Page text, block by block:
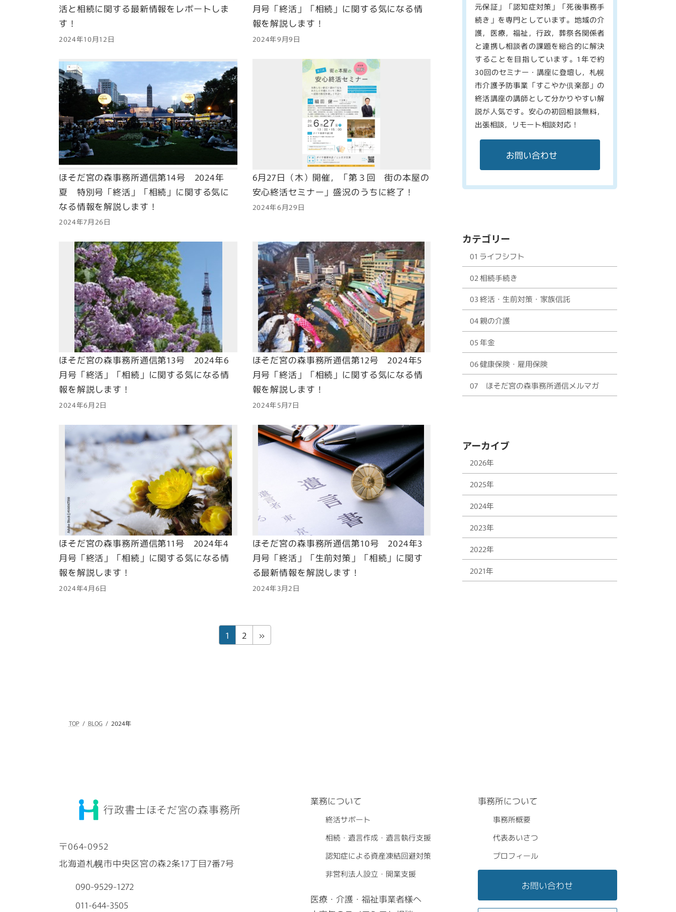
活と相続に関する最新情報をレポートしま
す！
2024年10月12日
月号「終活」「相続」に関する気になる情
報を解説します！
2024年9月9日
ほそだ宮の森事務所通信第14号 2024年
夏 特別号「終活」「相続」に関する気に
なる情報を解説します！
2024年7月26日
6月27日（木）開催，「第３回 街の本屋の
安心終活セミナー」盛況のうちに終了！
2024年6月29日
ほそだ宮の森事務所通信第13号 2024年6
月号「終活」「相続」に関する気になる情
報を解説します！
2024年6月2日
ほそだ宮の森事務所通信第12号 2024年5
月号「終活」「相続」に関する気になる情
報を解説します！
2024年5月7日
ほそだ宮の森事務所通信第11号 2024年4
月号「終活」「相続」に関する気になる情
報を解説します！
2024年4月6日
ほそだ宮の森事務所通信第10号 2024年3
月号「終活」「生前対策」「相続」に関す
る最新情報を解説します！
2024年3月2日
ペ
送
り
固
定
1
固
定
2 »
元保証」「認知症対策」「死後事務手
続き」を専門としています。地域の介
護，医療，福祉，行政，葬祭各関係者
と連携し相談者の課題を総合的に解決
することを目指しています。1年で約
30回のセミナー・講座に登壇し，札幌
市介護予防事業「すこやか倶楽部」の
終活講座の講師として分かりやすい解
説が人気です。安心の初回相談無料，
出張相談，リモート相談対応！
お問い合わせ
カテゴリー
01 ライフシフト
02 相続手続き
03 終活・生前対策・家族信託
04 親の介護
05 年金
06 健康保険・雇用保険
07 ほそだ宮の森事務所通信メルマガ
アーカイブ
2026年
2025年
2024年
2023年
2022年
2021年
TOP BLOG 2024年
〒064-0952
北海道札幌市中央区宮の森2条17丁目7番7号
090-9529-1272
011-644-3505
業務について
終活サポート
相続・遺言作成・遺言執行支援
認知症による資産凍結回避対策
非営利法人設立・開業支援
医療・介護・福祉事業者様へ
事務所について
事務所概要
代表あいさつ
プロフィール
お問い合わせ